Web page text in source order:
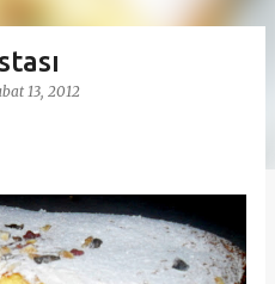
13, 2012